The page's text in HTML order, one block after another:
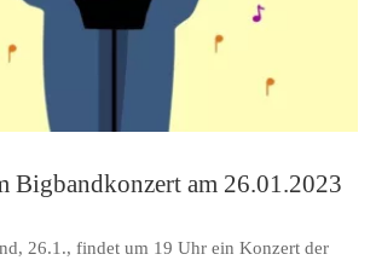
Bigbandkonzert am 26.01.2023
26.1., findet um 19 Uhr ein Konzert der